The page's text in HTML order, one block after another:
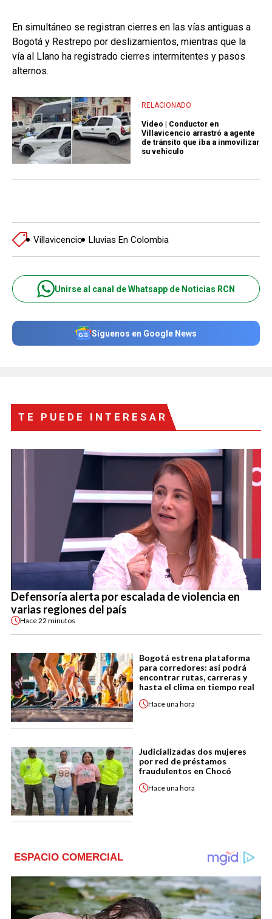
En simultáneo se registran cierres en las vías antiguas a
Bogotá y Restrepo por deslizamientos, mientras que la
vía al Llano ha registrado cierres intermitentes y pasos
alternos.
RELACIONADO
Video | Conductor en
Villavicencio arrastró a agente
de tránsito que iba a inmovilizar
su vehículo
Villavicencio Lluvias En Colombia
Unirse al canal de Whatsapp de Noticias RCN
Síguenos en Google News
TE PUEDE INTERESAR
Defensoría alerta por escalada de violencia en
varias regiones del país
Hace22 minutos
Bogotá estrena plataforma
para corredores: así podrá
encontrar rutas, carreras y
hasta el clima en tiempo real
Haceuna hora
Judicializadas dos mujeres
por red de préstamos
fraudulentos en Chocó
Haceuna hora